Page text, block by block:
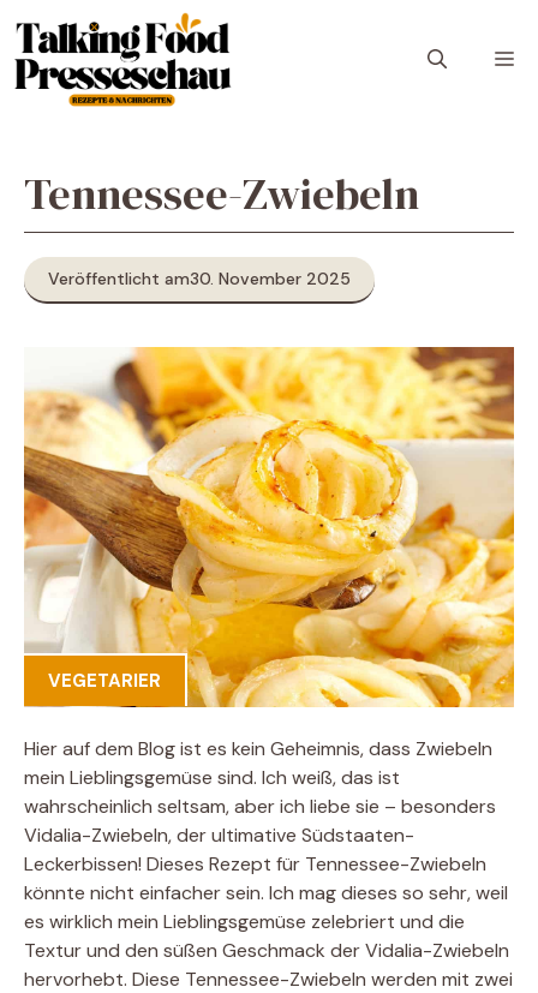
Inhalt
springen
Tennessee-Zwiebeln
Veröffentlicht am30. November 2025
VEGETARIER
Hier auf dem Blog ist es kein Geheimnis, dass Zwiebeln
mein Lieblingsgemüse sind. Ich weiß, das ist
wahrscheinlich seltsam, aber ich liebe sie – besonders
Vidalia-Zwiebeln, der ultimative Südstaaten-
Leckerbissen! Dieses Rezept für Tennessee-Zwiebeln
könnte nicht einfacher sein. Ich mag dieses so sehr, weil
es wirklich mein Lieblingsgemüse zelebriert und die
Textur und den süßen Geschmack der Vidalia-Zwiebeln
hervorhebt. Diese Tennessee-Zwiebeln werden mit zwei